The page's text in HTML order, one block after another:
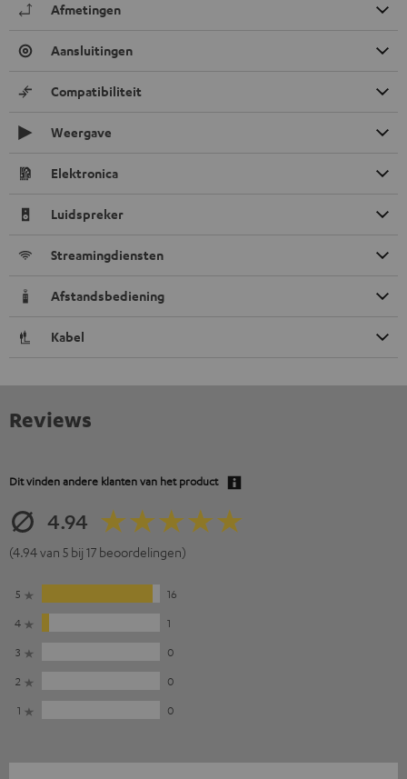
Afmetingen
Aansluitingen
Compatibiliteit
Weergave
Elektronica
Luidspreker
Streamingdiensten
Afstandsbediening
Kabel
Reviews
Dit vinden andere klanten van het product
4.94
(4.94 van 5 bij 17 beoordelingen)
5
16
4
1
3
0
2
0
1
0